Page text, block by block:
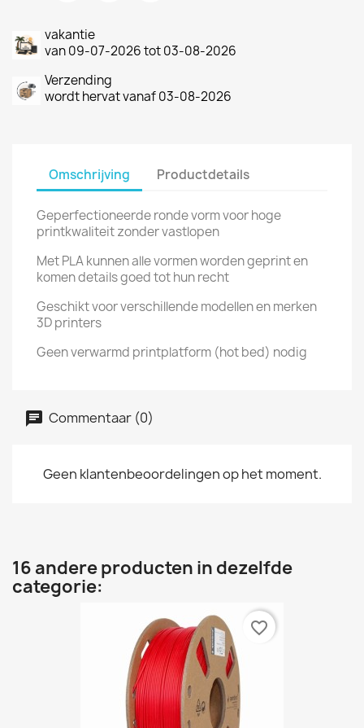
vakantie
van 09-07-2026 tot 03-08-2026
Verzending
wordt hervat vanaf 03-08-2026
Omschrijving Productdetails
Geperfectioneerde ronde vorm voor hoge
printkwaliteit zonder vastlopen
Met PLA kunnen alle vormen worden geprint en
komen details goed tot hun recht
Geschikt voor verschillende modellen en merken
3D printers
Geen verwarmd printplatform (hot bed) nodig
Commentaar (0)
Geen klantenbeoordelingen op het moment.
16 andere producten in dezelfde
categorie:
favorite_border